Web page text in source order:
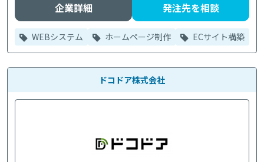
企業詳細 発注先を相談
WEBシステム ホームページ制作 ECサイト構築
ドコドア株式会社